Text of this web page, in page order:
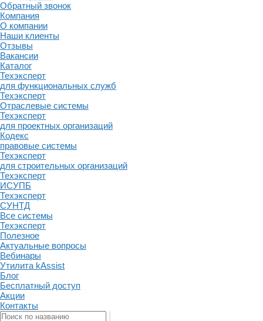
Обратный звонок
Компания
О компании
Наши клиенты
Отзывы
Вакансии
Каталог
Техэксперт
для функциональных служб
Техэксперт
Отраслевые системы
Техэксперт
для проектных организаций
Кодекс
правовые системы
Техэксперт
для строительных организаций
Техэксперт
ИСУПБ
Техэксперт
СУНТД
Все системы
Техэксперт
Полезное
Актуальные вопросы
Вебинары
Утилита kAssist
Блог
Бесплатный доступ
Акции
Контакты